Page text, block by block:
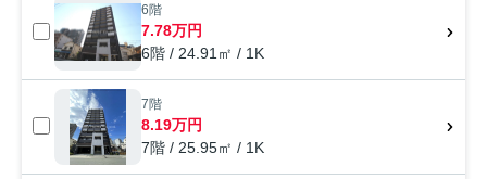
6階
7.78万円
6階 / 24.91㎡ / 1K
7階
8.19万円
7階 / 25.95㎡ / 1K